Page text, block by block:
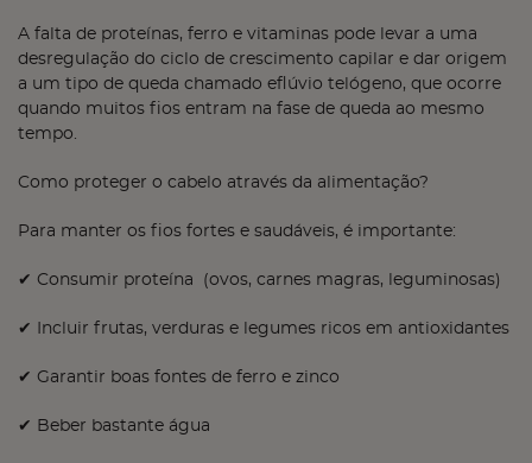
A falta de proteínas, ferro e vitaminas pode levar a uma
desregulação do ciclo de crescimento capilar e dar origem
a um tipo de queda chamado eflúvio telógeno, que ocorre
quando muitos fios entram na fase de queda ao mesmo
tempo.
Como proteger o cabelo através da alimentação?
Para manter os fios fortes e saudáveis, é importante:
✔ Consumir proteína (ovos, carnes magras, leguminosas)
✔ Incluir frutas, verduras e legumes ricos em antioxidantes
✔ Garantir boas fontes de ferro e zinco
✔ Beber bastante água